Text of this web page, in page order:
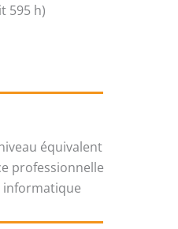
595 h)
équivalent
professionnelle
informatique